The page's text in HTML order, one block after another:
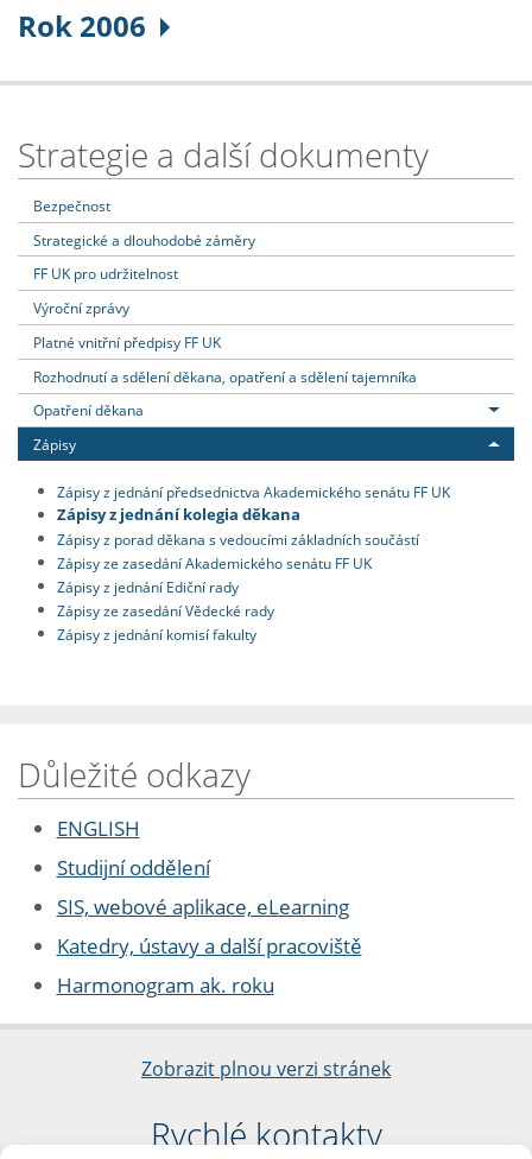
Rok 2006
Strategie a další dokumenty
Bezpečnost
Strategické a dlouhodobé záměry
FF UK pro udržitelnost
Výroční zprávy
Platné vnitřní předpisy FF UK
Rozhodnutí a sdělení děkana, opatření a sdělení tajemníka
Opatření děkana
Zápisy
Zápisy z jednání předsednictva Akademického senátu FF UK
Zápisy z jednání kolegia děkana
Zápisy z porad děkana s vedoucími základních součástí
Zápisy ze zasedání Akademického senátu FF UK
Zápisy z jednání Ediční rady
Zápisy ze zasedání Vědecké rady
Zápisy z jednání komisí fakulty
Důležité odkazy
ENGLISH
Studijní oddělení
SIS, webové aplikace, eLearning
Katedry, ústavy a další pracoviště
Harmonogram ak. roku
Zobrazit plnou verzi stránek
Rychlé kontakty